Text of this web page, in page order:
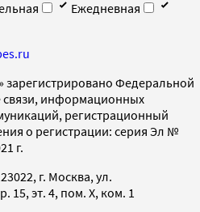
Ежедневная
» зарегистрировано Федеральной
связи, информационных
регистрационный
о регистрации: серия Эл №
г.
г. Москва, ул.
15, эт. 4, пом. X, ком. 1